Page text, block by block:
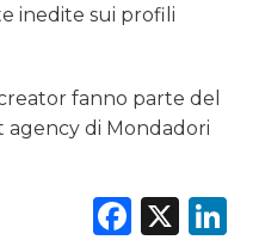
inedite sui profili
fanno parte del
agency di Mondadori
X